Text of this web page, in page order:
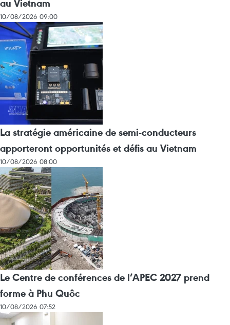
au Vietnam
10/08/2026 09:00
La stratégie américaine de semi-conducteurs
apporteront opportunités et défis au Vietnam
10/08/2026 08:00
Le Centre de conférences de l’APEC 2027 prend
forme à Phu Quôc
10/08/2026 07:52